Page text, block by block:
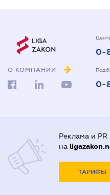
О КОМПАНИИ
0-
0-
Реклама и PR
на
ТАРИФЫ